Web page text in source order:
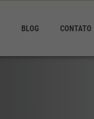
BLOG CONTATO